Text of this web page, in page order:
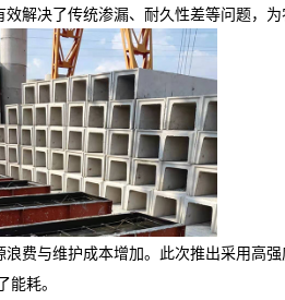
解决了传统渗漏、耐久性差等问题，
费与维护成本增加。此次推出采用高
耗。​